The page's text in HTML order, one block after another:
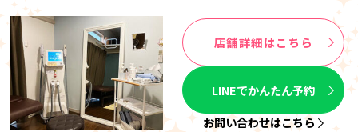
店舗詳細はこちら
LINEでかんたん予約
お問い合わせはこちら